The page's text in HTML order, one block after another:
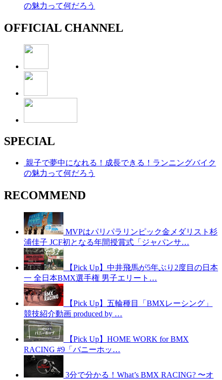
の魅力って何だろう
OFFICIAL CHANNEL
SPECIAL
親子で夢中になれる！成長できる！ランニングバイク
の魅力って何だろう
RECOMMEND
MVPはパリパラリンピック金メダリスト杉
浦佳子 JCF初となる年間授賞式「ジャパンサ…
【Pick Up】中井飛馬が5年ぶり2度目の日本
一 全日本BMX選手権 男子エリート…
【Pick Up】五輪種目「BMXレーシング」
競技紹介動画 produced by …
【Pick Up】HOME WORK for BMX
RACING #9「バニーホッ…
3分で分かる！What’s BMX RACING? 〜オ